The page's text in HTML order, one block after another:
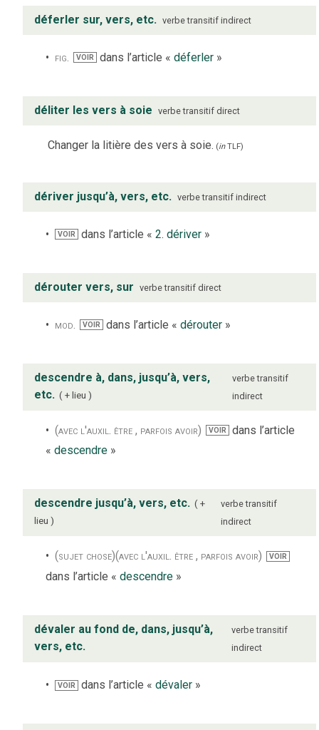
déferler sur, vers, etc. verbe transitif indirect
fig. VOIR dans l’article « déferler»
déliter les vers à soie verbe transitif direct
Changer la litière des vers à soie. (inTLF)
dériver jusqu’à, vers, etc. verbe transitif indirect
VOIR dans l’article «2. dériver »
dérouter vers, sur verbe transitif direct
mod. VOIR dans l’article « dérouter»
descendre à, dans, jusqu’à, vers,
etc.
+ lieu
verbe transitif
indirect
(avec l'auxil. être , parfois avoir) VOIR
dans l’article
« descendre »
descendre jusqu’à, vers, etc.
+
lieu
verbe transitif
indirect
(sujet chose)(avec l'auxil. être , parfois avoir) VOIR
dans l’article « descendre »
dévaler au fond de, dans, jusqu’à,
vers, etc.
verbe transitif
indirect
VOIR dans l’article «dévaler »